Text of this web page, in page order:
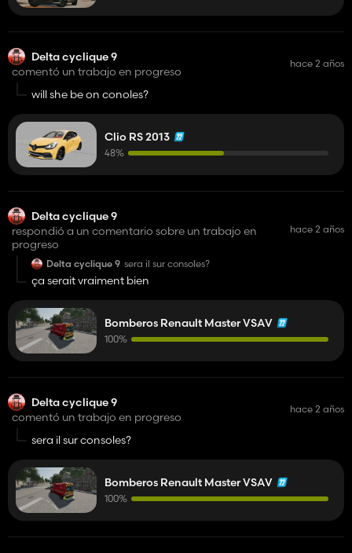
Delta cyclique 9
comentó un trabajo en progreso
hace 2 años
will she be on conoles?
Clio RS 2013
48%
Delta cyclique 9
respondió a un comentario sobre un trabajo en
progreso
hace 2 años
Delta cyclique 9 sera il sur consoles?
ça serait vraiment bien
Bomberos Renault Master VSAV
100%
Delta cyclique 9
comentó un trabajo en progreso
hace 2 años
sera il sur consoles?
Bomberos Renault Master VSAV
100%